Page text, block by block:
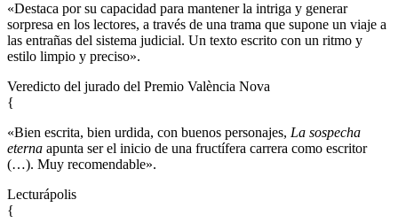
«Destaca por su capacidad para mantener la intriga y generar
sorpresa en los lectores, a través de una trama que supone un viaje a
las entrañas del sistema judicial. Un texto escrito con un ritmo y
estilo limpio y preciso».
Veredicto del jurado del Premio València Nova
{
«Bien escrita, bien urdida, con buenos personajes, La sospecha
eterna apunta ser el inicio de una fructífera carrera como escritor
(…). Muy recomendable».
Lecturápolis
{